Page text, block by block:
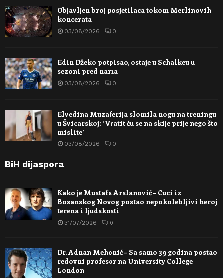
Objavljen broj posjetilaca tokom Merlinovih
koncerata
03/08/2026 0
Edin Džeko potpisao, ostaje u Schalkeu u
sezoni pred nama
03/08/2026 0
Elvedina Muzaferija slomila nogu na treningu
u Švicarskoj: ‘Vratit ću se na skije prije nego što
mislite’
03/08/2026 0
BiH dijaspora
Kako je Mustafa Arslanović – Cuci iz
Bosanskog Novog postao nepokolebljivi heroj
terena i ljudskosti
31/07/2026 0
Dr. Adnan Mehonić – Sa samo 39 godina postao
redovni profesor na University College
London